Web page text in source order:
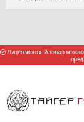
Лицензионный товар можно